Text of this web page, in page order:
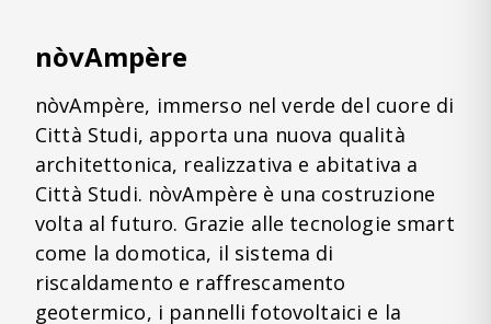
nòvAmpère
nòvAmpère, immerso nel verde del cuore di
Città Studi, apporta una nuova qualità
architettonica, realizzativa e abitativa a
Città Studi. nòvAmpère è una costruzione
volta al futuro. Grazie alle tecnologie smart
come la domotica, il sistema di
riscaldamento e raffrescamento
geotermico, i pannelli fotovoltaici e la